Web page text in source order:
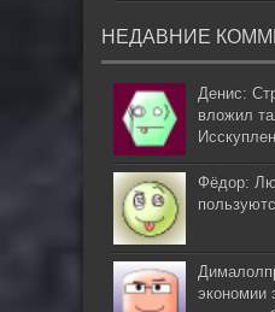
НЕДАВНИЕ
Денис:
вложил
Фёдор:
экономии